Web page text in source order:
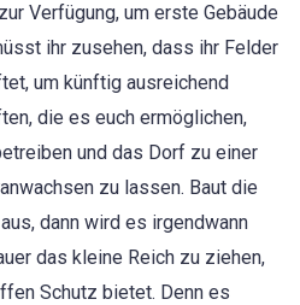
Verfügung, um erste Gebäude
ihr zusehen, dass ihr Felder
um künftig ausreichend
die es euch ermöglichen,
und das Dorf zu einer
zu lassen. Baut die
dann wird es irgendwann
das kleine Reich zu ziehen,
Schutz bietet. Denn es